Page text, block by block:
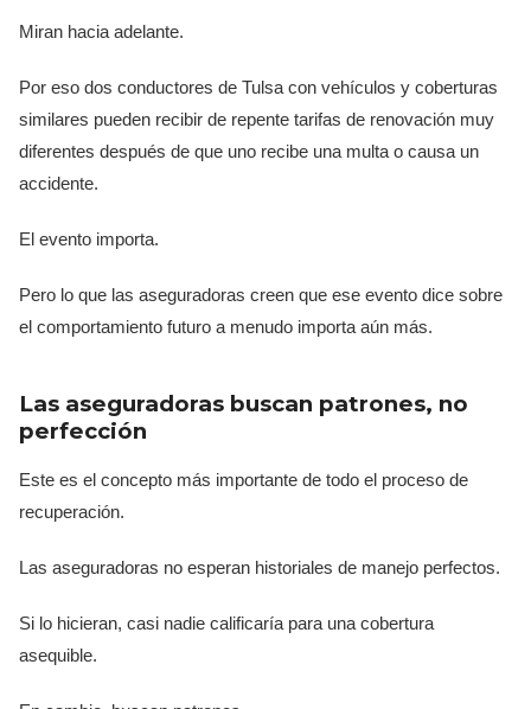
Miran hacia adelante.
Por eso dos conductores de Tulsa con vehículos y coberturas
similares pueden recibir de repente tarifas de renovación muy
diferentes después de que uno recibe una multa o causa un
accidente.
El evento importa.
Pero lo que las aseguradoras creen que ese evento dice sobre
el comportamiento futuro a menudo importa aún más.
Las aseguradoras buscan patrones, no
perfección
Este es el concepto más importante de todo el proceso de
recuperación.
Las aseguradoras no esperan historiales de manejo perfectos.
Si lo hicieran, casi nadie calificaría para una cobertura
asequible.